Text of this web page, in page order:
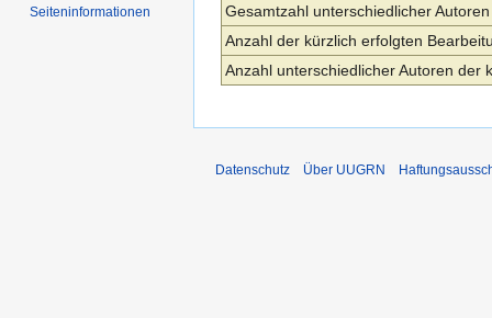
Gesamtzahl unterschiedlicher Autoren
Anzahl der kürzlich erfolgten
Anzahl unterschiedlicher Autoren der
Seiten­­informationen
Datenschutz Über UUGRN